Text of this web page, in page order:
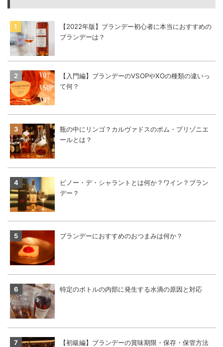
【2022年版】ブランデー初心者に本当におすすめの
ブランデーは？
【入門編】ブランデーのVSOPやXOの種類の違いっ
て何？
瓶の中にリンゴ？カルヴァドスのポム・プリゾニエ
ールとは？
ピノー・デ・シャラントとは何か？ワイン？ブラン
デー？
ブランデーにおすすめのおつまみは何か？
特定のボトルの内部に発生する水滴の原因と対応
【初級編】ブランデーの賞味期限・保存・保管方法